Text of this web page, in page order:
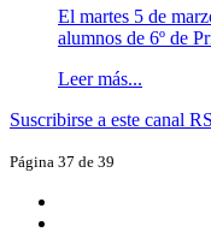
El martes 5 de
alumnos de 6º de
Leer más...
Suscribirse a este canal
Página 37 de 39